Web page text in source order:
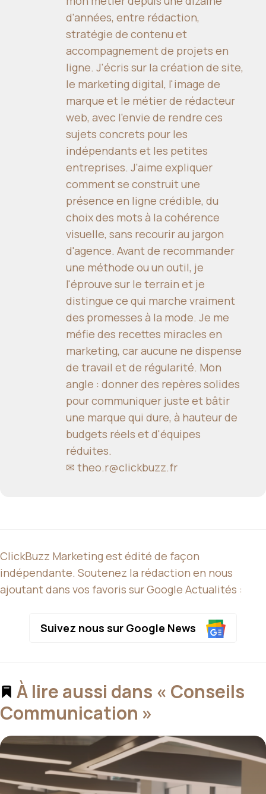
d'années, entre rédaction,
stratégie de contenu et
accompagnement de projets en
ligne. J'écris sur la création de site,
le marketing digital, l'image de
marque et le métier de rédacteur
web, avec l'envie de rendre ces
sujets concrets pour les
indépendants et les petites
entreprises. J'aime expliquer
comment se construit une
présence en ligne crédible, du
choix des mots à la cohérence
visuelle, sans recourir au jargon
d'agence. Avant de recommander
une méthode ou un outil, je
l'éprouve sur le terrain et je
distingue ce qui marche vraiment
des promesses à la mode. Je me
méfie des recettes miracles en
marketing, car aucune ne dispense
de travail et de régularité. Mon
angle : donner des repères solides
pour communiquer juste et bâtir
une marque qui dure, à hauteur de
budgets réels et d'équipes
réduites.
✉ theo.r@clickbuzz.fr
ClickBuzz Marketing est édité de façon
indépendante. Soutenez la rédaction en nous
ajoutant dans vos favoris sur Google Actualités :
Suivez nous sur Google News
À lire aussi dans « Conseils
Communication »